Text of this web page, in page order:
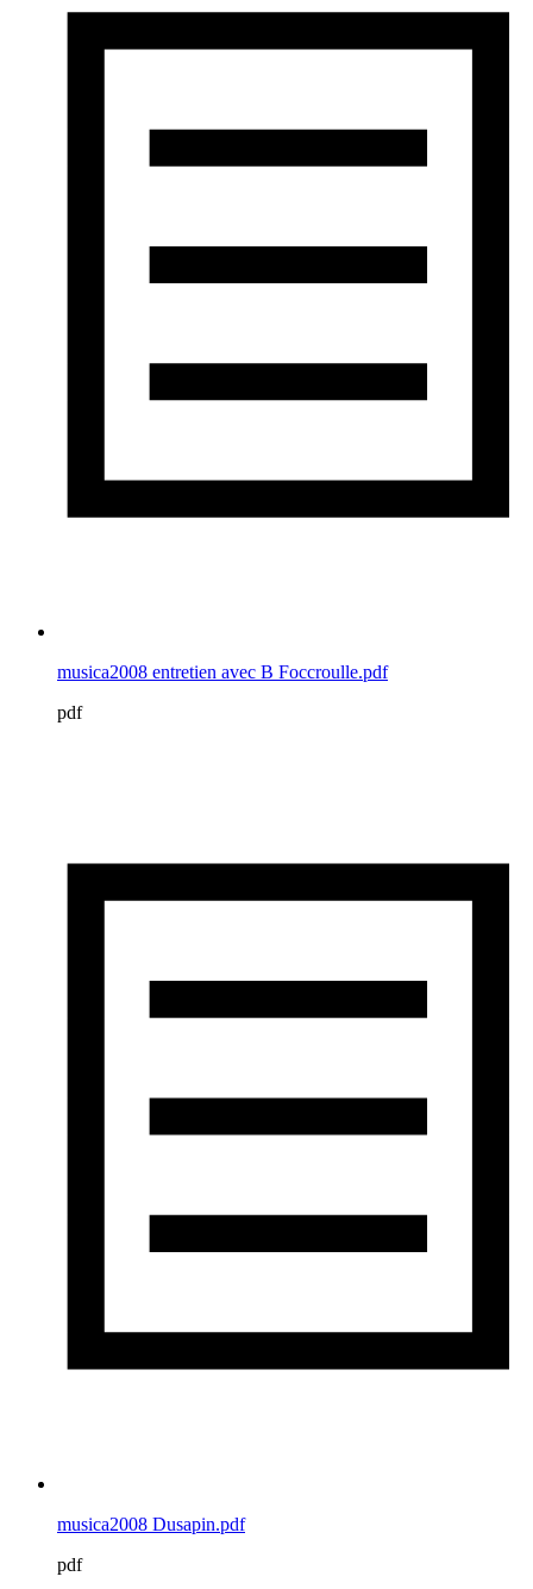
musica2008 entretien avec B Foccroulle.pdf
pdf
musica2008 Dusapin.pdf
pdf